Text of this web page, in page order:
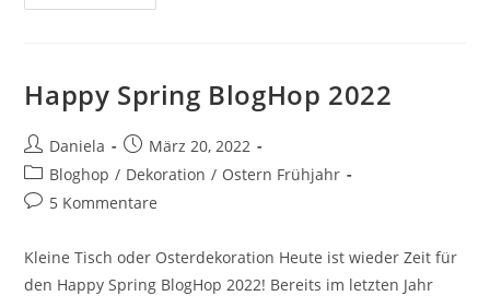
Happy Spring BlogHop 2022
Daniela
März 20, 2022
Bloghop / Dekoration / Ostern Frühjahr
5 Kommentare
Kleine Tisch oder Osterdekoration Heute ist wieder Zeit für
den Happy Spring BlogHop 2022! Bereits im letzten Jahr